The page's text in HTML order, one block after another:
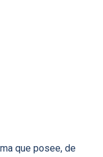
que posee, de